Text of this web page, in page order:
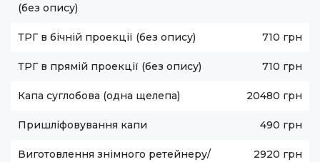
(без опису)
ТРГ в бічній проекції (без опису) 710 грн
ТРГ в прямій проекції (без опису) 710 грн
Капа суглобова (одна щелепа) 20480 грн
Пришліфовування капи 490 грн
Виготовлення знімного ретейнеру/
2920 грн